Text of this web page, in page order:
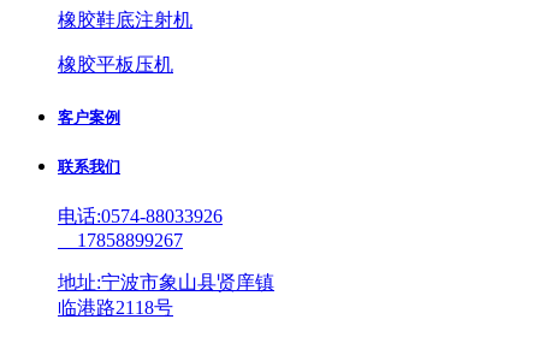
橡胶鞋底注射机
橡胶平板压机
客户案例
联系我们
电话:0574-88033926
17858899267
地址:宁波市象山县贤庠镇
临港路2118号